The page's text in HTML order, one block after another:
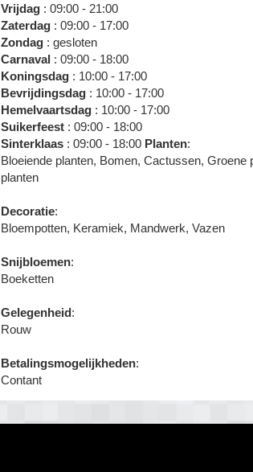
Vrijdag : 09:00 - 21:00
Zaterdag : 09:00 - 17:00
Zondag : gesloten
Carnaval : 09:00 - 18:00
Koningsdag : 10:00 - 17:00
Bevrijdingsdag : 10:00 - 17:00
Hemelvaartsdag : 10:00 - 17:00
Suikerfeest : 09:00 - 18:00
Sinterklaas : 09:00 - 18:00 Planten:
Bloeiende planten, Bomen, Cactussen,
planten
Decoratie:
Bloempotten, Keramiek, Mandwerk, Vazen
Snijbloemen:
Boeketten
Gelegenheid:
Rouw
Betalingsmogelijkheden:
Contant